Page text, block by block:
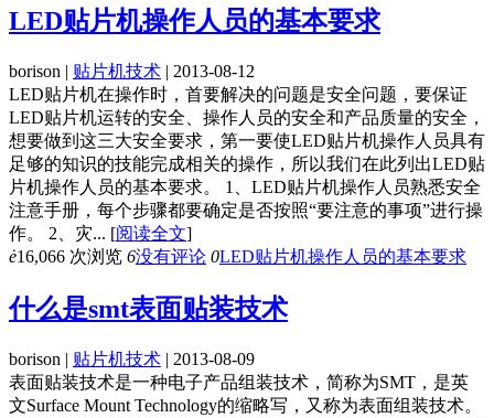
LED贴片机操作人员的基本要求
borison | 贴片机技术 | 2013-08-12
LED贴片机在操作时，首要解决的问题是安全问题，要保证
LED贴片机运转的安全、操作人员的安全和产品质量的安全，
想要做到这三大安全要求，第一要使LED贴片机操作人员具有
足够的知识的技能完成相关的操作，所以我们在此列出LED贴
片机操作人员的基本要求。 1、LED贴片机操作人员熟悉安全
注意手册，每个步骤都要确定是否按照“要注意的事项”进行操
作。 2、灾... [阅读全文]
ė16,066 次浏览 6没有评论 0LED贴片机操作人员的基本要求
什么是smt表面贴装技术
borison | 贴片机技术 | 2013-08-09
表面贴装技术是一种电子产品组装技术，简称为SMT，是英
文Surface Mount Technology的缩略写，又称为表面组装技术。